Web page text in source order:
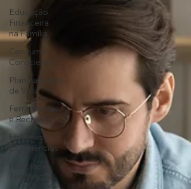
Educação
Financeira
na Família
Consumo
Consciente
Planejamento
de Vida
Ferramentas
e Recursos
Histórias e
Experiências
Notícias e
Tendências